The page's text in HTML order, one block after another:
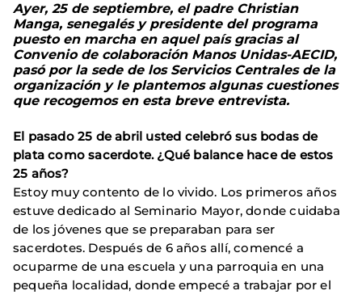
Ayer, 25 de septiembre, el padre Christian
Manga, senegalés y presidente del programa
puesto en marcha en aquel país gracias al
Convenio de colaboración Manos Unidas-AECID,
pasó por la sede de los Servicios Centrales de la
organización y le plantemos algunas cuestiones
que recogemos en esta breve entrevista.
El pasado 25 de abril usted celebró sus bodas de
plata como sacerdote. ¿Qué balance hace de estos
25 años?
Estoy muy contento de lo vivido. Los primeros años
estuve dedicado al Seminario Mayor, donde cuidaba
de los jóvenes que se preparaban para ser
sacerdotes. Después de 6 años allí, comencé a
ocuparme de una escuela y una parroquia en una
pequeña localidad, donde empecé a trabajar por el